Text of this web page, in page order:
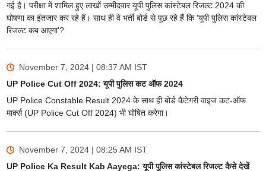
गई है। परीक्षा में शामिल हुए लाखों उम्मीदवार यूपी पुलिस कांस्टेबल रिजल्ट 2024 की
घोषणा का इंतजार कर रहे हैं। साथ ही वे भर्ती बोर्ड से पूछ रहे हैं कि 'यूपी पुलिस कांस्टेबल
रिजल्ट कब आएगा'?
November 7, 2024 | 08:37 AM IST
UP Police Cut Off 2024: यूपी पुलिस कट ऑफ 2024
UP Police Constable Result 2024 के साथ ही बोर्ड कैटेगरी वाइज कट-ऑफ
मार्क्स (UP Police Cut Off 2024) भी घोषित करेगा।
November 7, 2024 | 08:25 AM IST
UP Police Ka Result Kab Aayega: यूपी पुलिस कांस्टेबल रिजल्ट कैसे देखें